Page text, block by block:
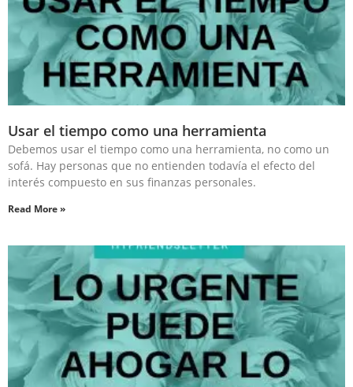
Usar el tiempo como una herramienta
Debemos usar el tiempo como una herramienta, no como un
sofá. Hay personas que no entienden todavía el efecto del
interés compuesto en sus finanzas personales.⁣
Read More »